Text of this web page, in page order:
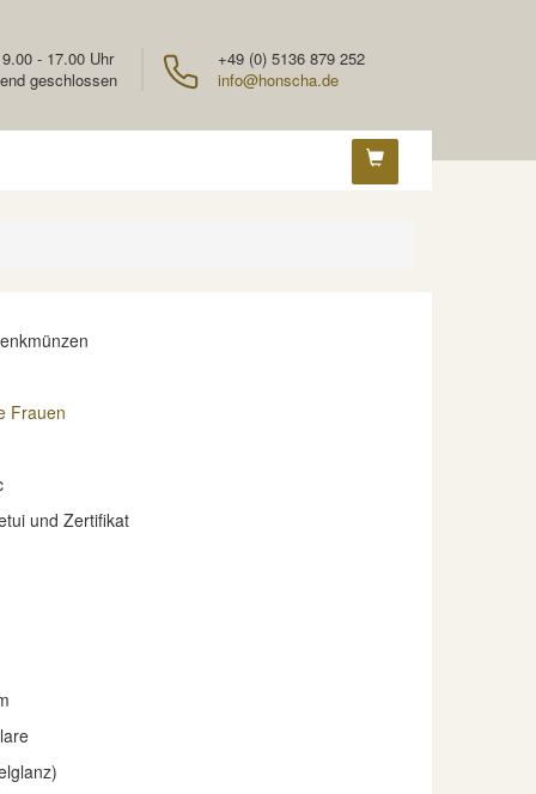
+49 (0) 5136 879 252
info@honscha.de
- 17.00 Uhr
geschlossen
Frauen
und Zertifikat